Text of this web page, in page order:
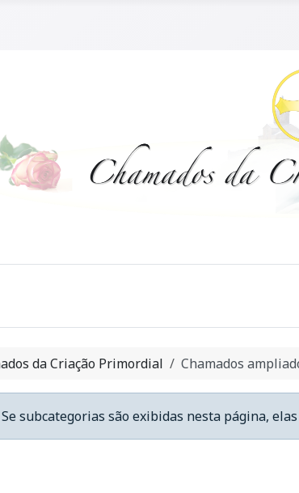
da Criação Primordial Chamados
subcategorias são exibidas nesta página,